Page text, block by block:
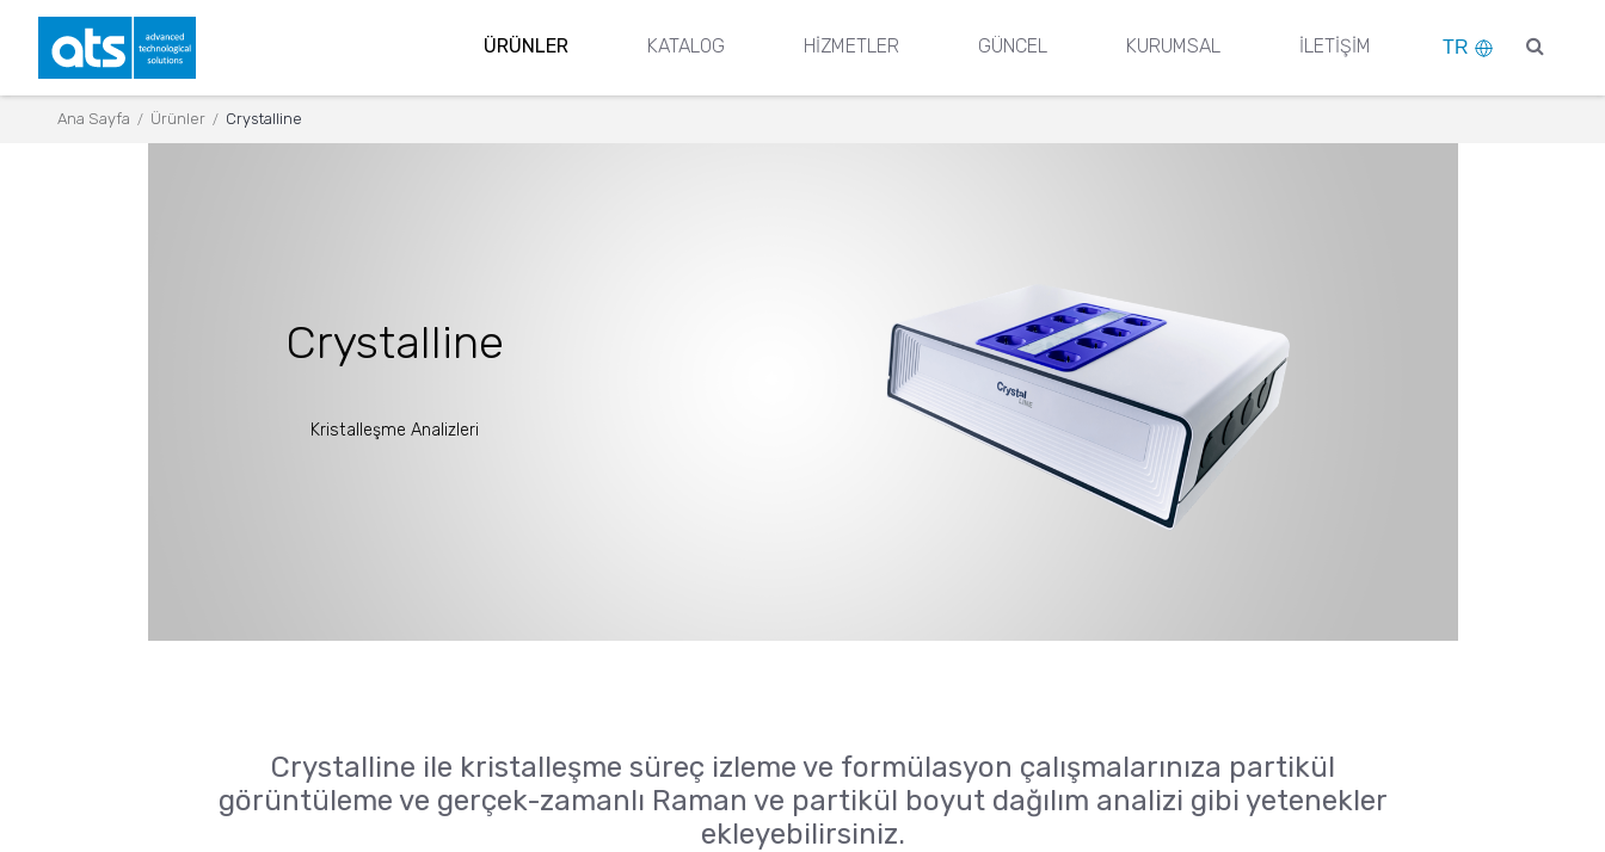
ÜRÜNLER KATALOG HİZMETLER GÜNCEL KURUMSAL İLETİŞİM
Ana Sayfa / Ürünler / Crystalline
Crystalline
Kristalleşme Analizleri
Crystalline ile kristalleşme süreç izleme ve formülasyon çalışmalarınıza partikül
görüntüleme ve gerçek-zamanlı Raman ve partikül boyut dağılım analizi gibi yetenekler
ekleyebilirsiniz.